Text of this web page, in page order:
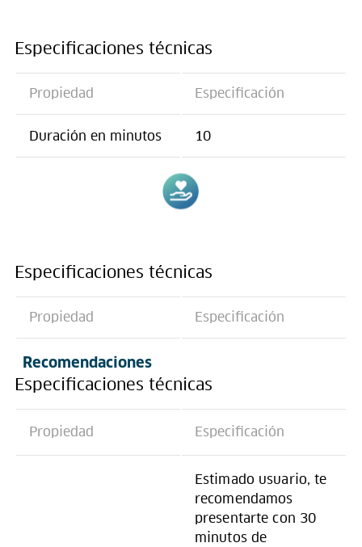
Especificaciones técnicas
Propiedad Especificación
Duración en minutos 10
Especificaciones técnicas
Propiedad Especificación
Recomendaciones
Especificaciones técnicas
Propiedad Especificación
Estimado usuario, te
recomendamos
presentarte con 30
minutos de